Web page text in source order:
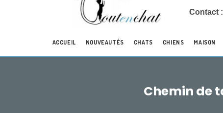
Contact
ACCUEIL NOUVEAUTÉS CHATS CHIENS MAISON
Chemin de